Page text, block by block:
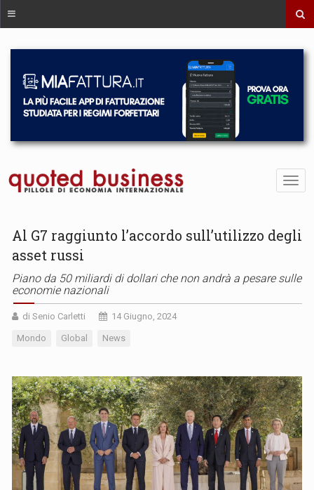
Al G7 raggiunto l’accordo sull’utilizzo degli
asset russi
Piano da 50 miliardi di dollari che non andrà a pesare sulle
economie nazionali
di Senio Carletti 14 Giugno, 2024
Mondo Global News